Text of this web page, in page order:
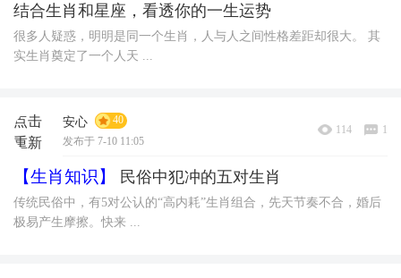
结合生肖和星座，看透你的一生运势
很多人疑惑，明明是同一个生肖，人与人之间性格差距却很大。 其
实生肖奠定了一个人天 ...
点击
重新
114 1
安心
40
发布于 7-10 11:05
【生肖知识】 民俗中犯冲的五对生肖
传统民俗中，有5对公认的“高内耗”生肖组合，先天节奏不合，婚后
极易产生摩擦。快来 ...